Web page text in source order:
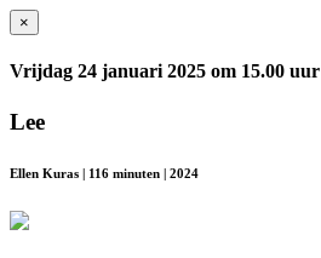
×
Vrijdag 24 januari 2025 om 15.00 uur
Lee
Ellen Kuras | 116 minuten | 2024